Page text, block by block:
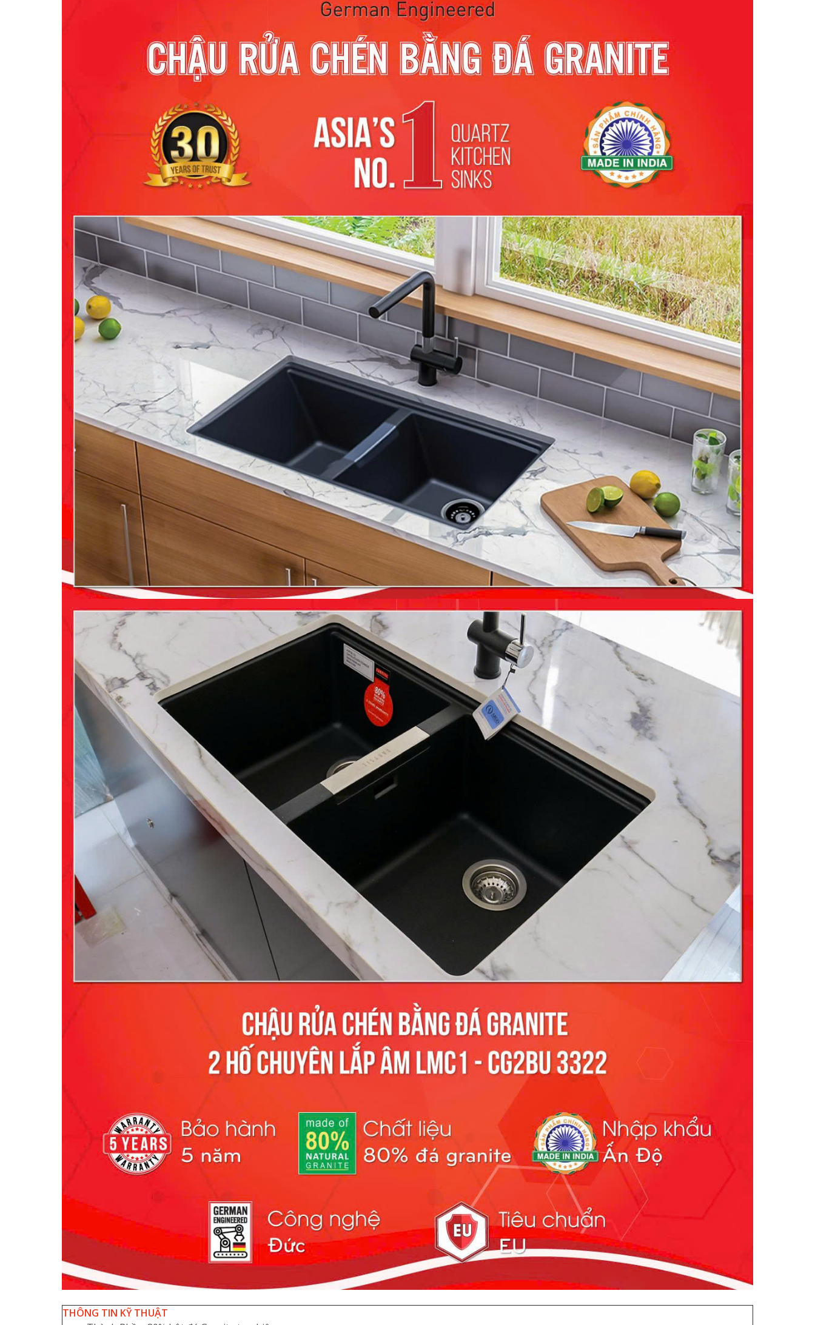
THÔNG TIN KỸ THUẬT